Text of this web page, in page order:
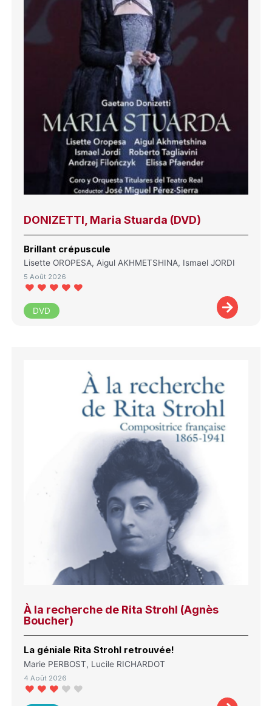
DONIZETTI, Maria Stuarda (DVD)
Brillant crépuscule
Lisette OROPESA, Aigul AKHMETSHINA, Ismael JORDI
5 Août 2026
DVD
À la recherche de Rita Strohl (Agnès
Boucher)
La géniale Rita Strohl retrouvée!
Marie PERBOST, Lucile RICHARDOT
4 Août 2026